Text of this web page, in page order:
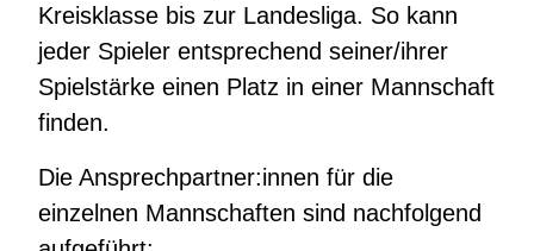
Kreisklasse bis zur Landesliga. So kann
jeder Spieler entsprechend seiner/ihrer
Spielstärke einen Platz in einer Mannschaft
finden.
Die Ansprechpartner:innen für die
einzelnen Mannschaften sind nachfolgend